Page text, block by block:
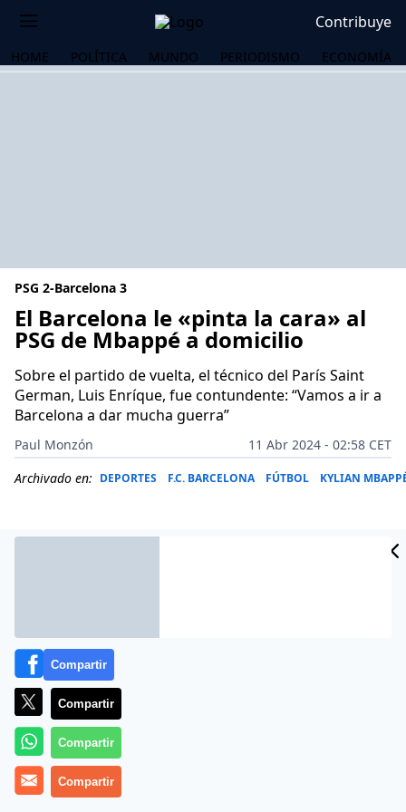
Contribuye
HOME POLÍTICA MUNDO PERIODISMO ECONOMÍA
PSG 2-Barcelona 3
El Barcelona le «pinta la cara» al
PSG de Mbappé a domicilio
Sobre el partido de vuelta, el técnico del París Saint
German, Luis Enríque, fue contundente: “Vamos a ir a
Barcelona a dar mucha guerra”
Paul Monzón
11 Abr 2024 - 02:58 CET
Archivado en: DEPORTES F.C. BARCELONA FÚTBOL KYLIAN
Con un doblete de
que marcó la remontada, el
Compartir
Compartir
Compartir
Compartir